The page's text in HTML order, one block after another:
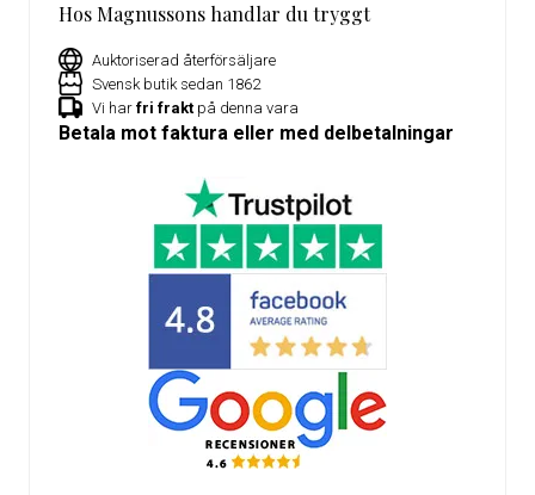
Hos Magnussons handlar du tryggt
Auktoriserad återförsäljare
Svensk butik sedan 1862
Vi har fri frakt på denna vara
Betala mot faktura eller med delbetalningar